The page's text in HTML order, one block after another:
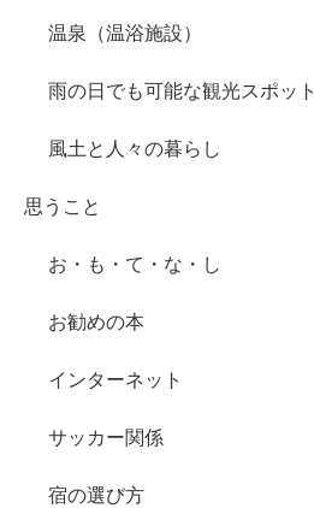
温泉（温浴施設）
雨の日でも可能な観光スポット
風土と人々の暮らし
思うこと
お・も・て・な・し
お勧めの本
インターネット
サッカー関係
宿の選び方